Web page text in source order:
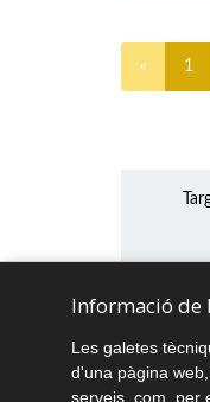
« 1
Informació de
Les galetes
d'una pàgina
serveis, com, per